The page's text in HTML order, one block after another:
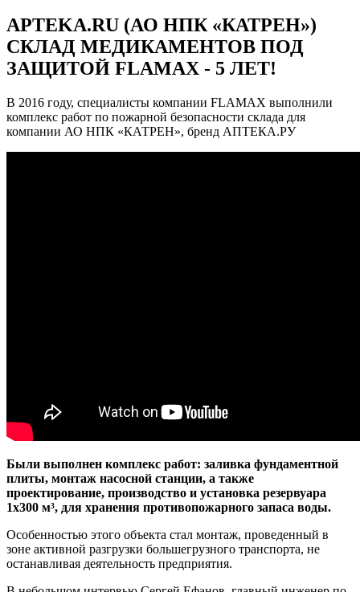
APTEKA.RU (АО НПК «КАТРЕН»)
СКЛАД МЕДИКАМЕНТОВ ПОД
ЗАЩИТОЙ FLAMAX - 5 ЛЕТ!
В 2016 году, специалисты компании FLAMAX выполнили
комплекс работ по пожарной безопасности склада для
компании АО НПК «КАТРЕН», бренд АПТЕКА.РУ
Были выполнен комплекс работ: заливка фундаментной
плиты, монтаж насосной станции, а также
проектирование, производство и установка резервуара
1х300 м³, для хранения противопожарного запаса воды.
Особенностью этого объекта стал монтаж, проведенный в
зоне активной разгрузки большегрузного транспорта, не
останавливая деятельность предприятия.